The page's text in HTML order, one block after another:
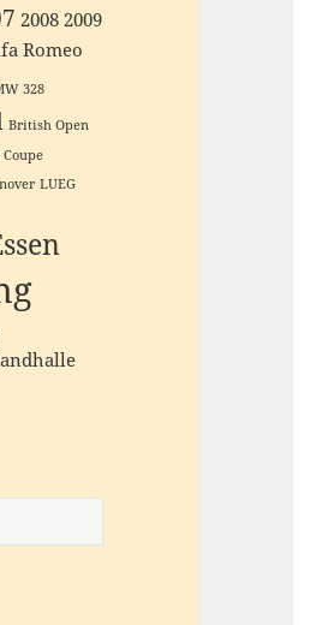
20082009
Romeo
328
British Open
Coupe
LUEG